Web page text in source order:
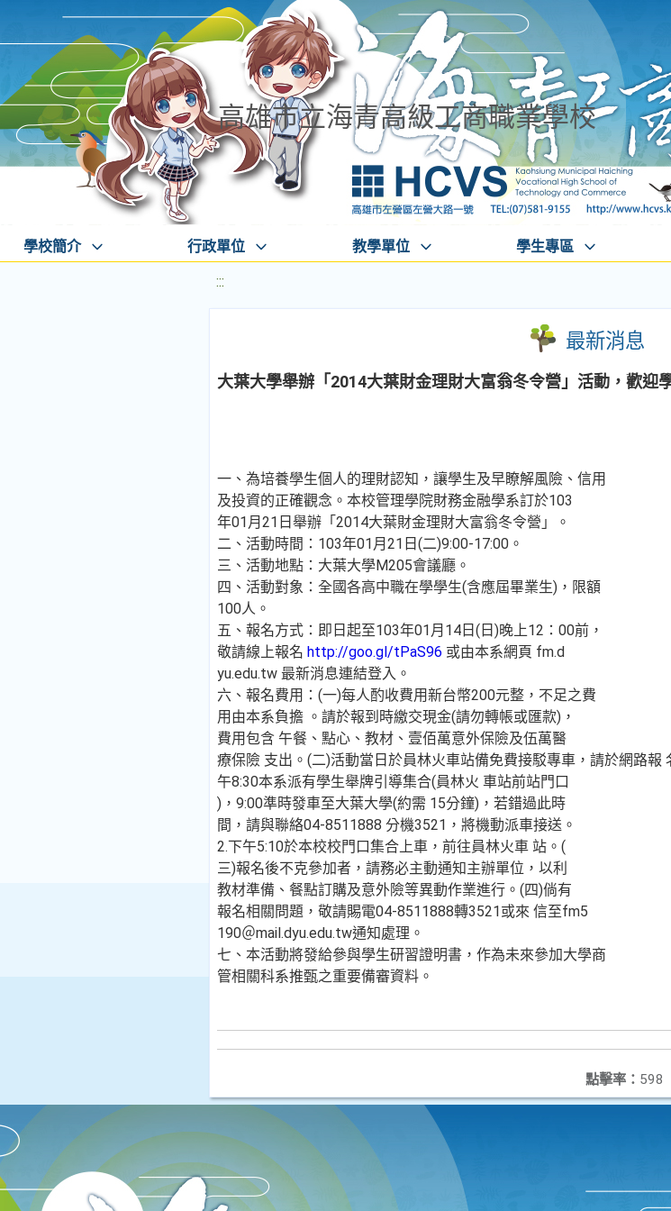
高雄市立海青高級工商職業學校
學校簡介 行政單位 教學單位 學生專區
:::
最新消息
大葉大學舉辦「2014大葉財金理財大富翁冬令營」活動，歡迎
一、為培養學生個人的理財認知，讓學生及早瞭解風險、信用
及投資的正確觀念。本校管理學院財務金融學系訂於103
年01月21日舉辦「2014大葉財金理財大富翁冬令營」。
二、活動時間：103年01月21日(二)9:00-17:00。
三、活動地點：大葉大學M205會議廳。
四、活動對象：全國各高中職在學學生(含應屆畢業生)，限額
100人。
五、報名方式：即日起至103年01月14日(日)晚上12：00前，
敬請線上報名 http://goo.gl/tPaS96 或由本系網頁 fm.d
yu.edu.tw 最新消息連結登入。
六、報名費用：(一)每人酌收費用新台幣200元整，不足之費
用由本系負擔 。請於報到時繳交現金(請勿轉帳或匯款)，
費用包含 午餐、點心、教材、壹佰萬意外保險及伍萬醫
療保險 支出。(二)活動當日於員林火車站備免費接駁專車，請於網路報
午8:30本系派有學生舉牌引導集合(員林火 車站前站門口
)，9:00準時發車至大葉大學(約需 15分鐘)，若錯過此時
間，請與聯絡04-8511888 分機3521，將機動派車接送。
2.下午5:10於本校校門口集合上車，前往員林火車 站。(
三)報名後不克參加者，請務必主動通知主辦單位，以利
教材準備、餐點訂購及意外險等異動作業進行。(四)倘有
報名相關問題，敬請賜電04-8511888轉3521或來 信至fm5
190＠mail.dyu.edu.tw通知處理。
七、本活動將發給參與學生研習證明書，作為未來參加大學商
管相關科系推甄之重要備審資料。
點擊率： 598